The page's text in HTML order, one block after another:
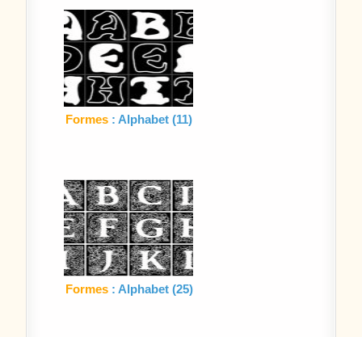
Formes : Alphabet (11)
Formes : Alphabet (25)